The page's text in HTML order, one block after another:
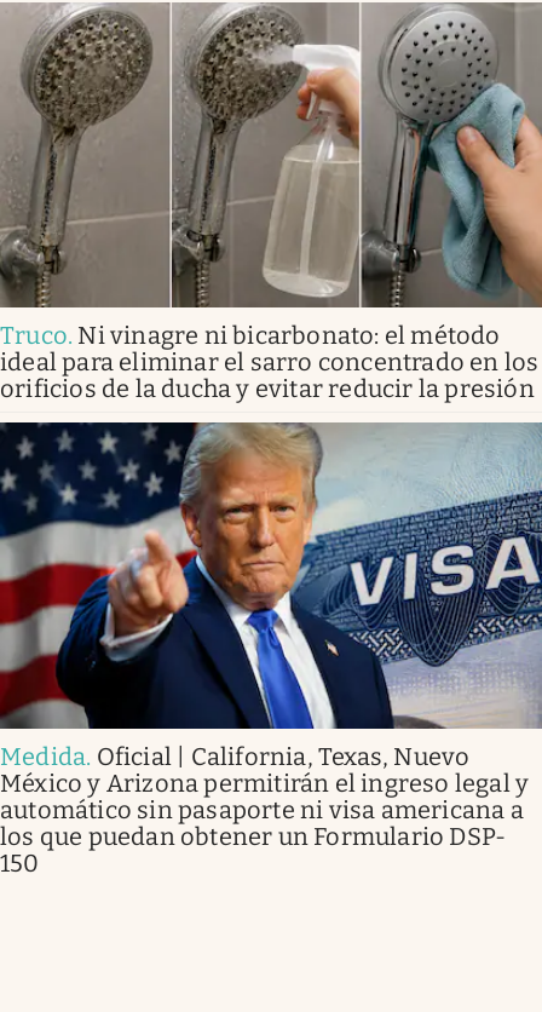
Truco. Ni vinagre ni bicarbonato: el método
ideal para eliminar el sarro concentrado en los
orificios de la ducha y evitar reducir la presión
Medida. Oficial | California, Texas, Nuevo
México y Arizona permitirán el ingreso legal y
automático sin pasaporte ni visa americana a
los que puedan obtener un Formulario DSP-
150